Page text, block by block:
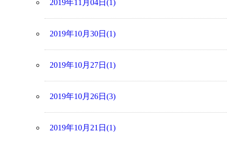
2019年11月04日(1)
2019年10月30日(1)
2019年10月27日(1)
2019年10月26日(3)
2019年10月21日(1)